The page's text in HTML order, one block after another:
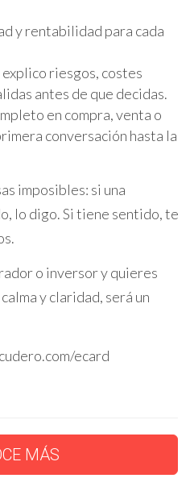
inmobiliaria al mejor
posible, gestionando
asesorarte sobre las
laliquidezobtenida
. Un agente inmobiliario
objetiva del mercado y
informadas, teniendo en
y objetivos. Puedes
una consulta
para disfrutar de la vida y
tu propiedad inmobiliaria
y comienza a planificar tu
y rentabilidad para cada
riesgos, costes
antes de que decidas.
en compra, venta o
conversación hasta la
imposibles: si una
lo digo. Si tiene sentido, te
o inversor y quieres
y claridad, será un
ecard
MÁS